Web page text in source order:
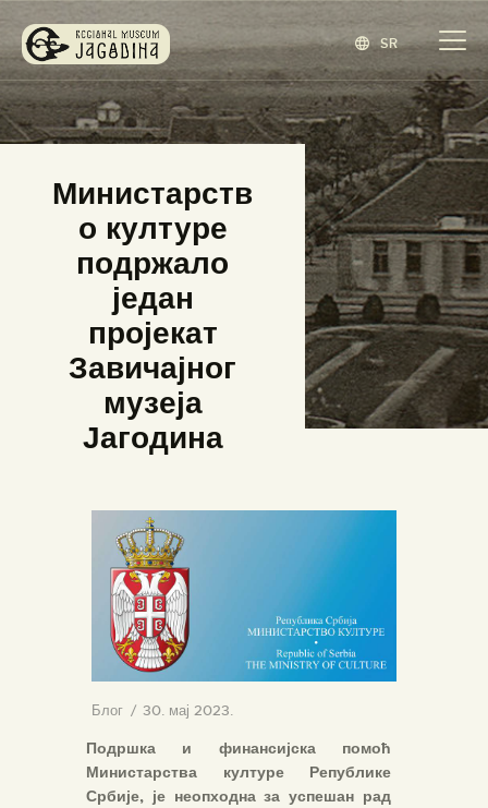
SR
Министарств
о културе
подржало
један
пројекат
Завичајног
музеја
Јагодина
ЗАВИЧАЈНИ МУЗЕЈ ЈАГОДИНА
www.jagodina.museum
ЗБИРКЕ
ИЗЛОЖБЕ
ДОГАЂАЈИ
ИЗДАВАШТВО
БЛОГ
НАШ МУЗЕЈ
ENGLISH
ЕНГЛЕСКИ)
Блог 30. мај 2023.
Подршка и финансијска помоћ
Министарства културе Републике
Србије, је неопходна за успешан рад